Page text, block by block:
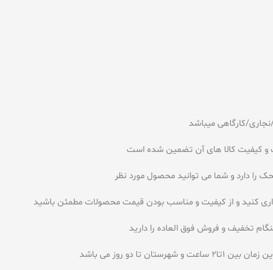
کارگاهی میباشد
را دارد و شما می توانید محصول مورد نظر
کنید و از کیفیت و مناسب بودن قیمت محصولات مطمئن باشید
تخفیف و فروش فوق العاده را دارید
تا دو روز می باشد